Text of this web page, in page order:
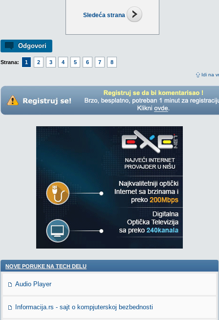
Sledeća strana
Odgovori
Strana: 1 2 3 4 5 6 7 8
Idi na
NOVE PORUKE NA TECH DELU
Audio Player
Informacija.rs - sajt o kompjuterskoj bezbednosti